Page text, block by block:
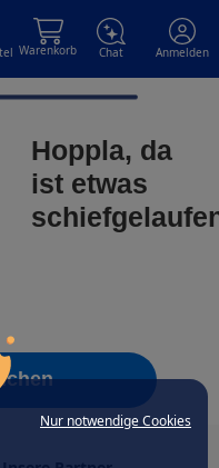
Nur notwendige Cookies
Warenkorb Chat Anmelden
Hoppla, da
ist etwas